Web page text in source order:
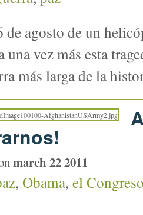
de agosto de un
una vez más esta
más larga de la
march 22 2011
, Obama, el